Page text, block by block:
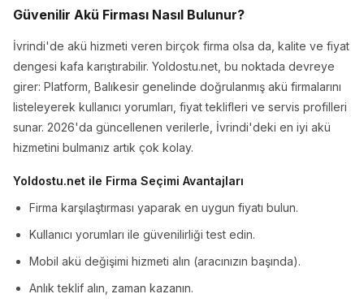
Güvenilir Akü Firması Nasıl Bulunur?
İvrindi'de akü hizmeti veren birçok firma olsa da, kalite ve fiyat
dengesi kafa karıştırabilir. Yoldostu.net, bu noktada devreye
girer: Platform, Balıkesir genelinde doğrulanmış akü firmalarını
listeleyerek kullanıcı yorumları, fiyat teklifleri ve servis profilleri
sunar. 2026'da güncellenen verilerle, İvrindi'deki en iyi akü
hizmetini bulmanız artık çok kolay.
Yoldostu.net ile Firma Seçimi Avantajları
Firma karşılaştırması yaparak en uygun fiyatı bulun.
Kullanıcı yorumları ile güvenilirliği test edin.
Mobil akü değişimi hizmeti alın (aracınızın başında).
Anlık teklif alın, zaman kazanın.